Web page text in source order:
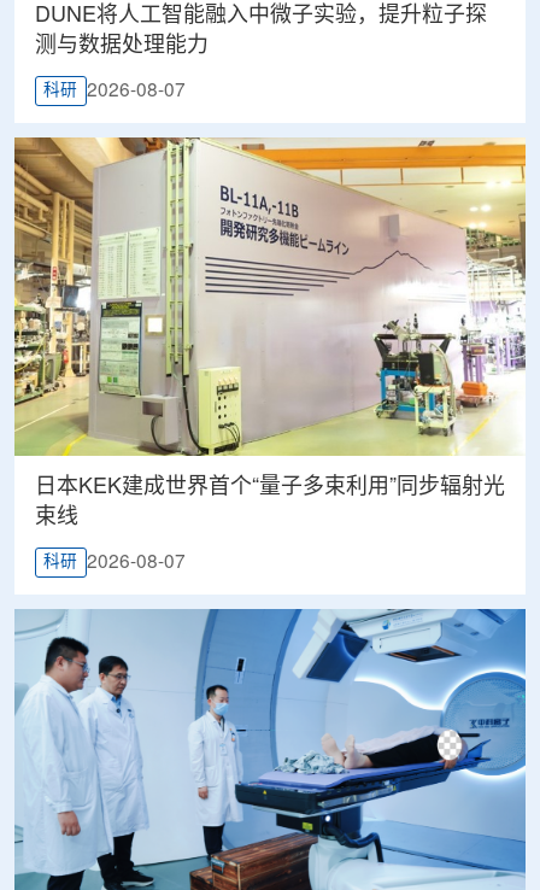
DUNE将人工智能融入中微子实验，提升粒子探
测与数据处理能力
科研 2026-08-07
日本KEK建成世界首个“量子多束利用”同步辐射光
束线
科研 2026-08-07